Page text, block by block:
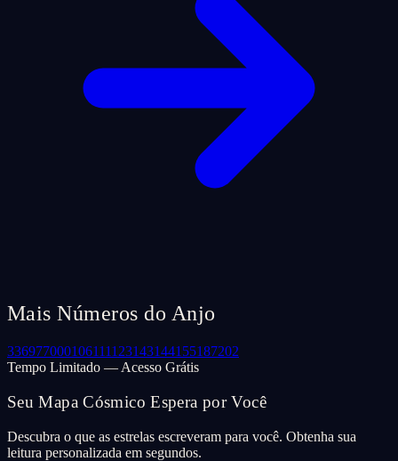
Mais Números do Anjo
336977000106111123143144155187202
Tempo Limitado — Acesso Grátis
Seu Mapa Cósmico Espera por Você
Descubra o que as estrelas escreveram para você. Obtenha sua
leitura personalizada em segundos.